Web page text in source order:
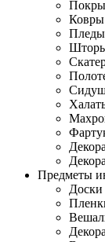
Ковры
Пледы
Предметы
Доски